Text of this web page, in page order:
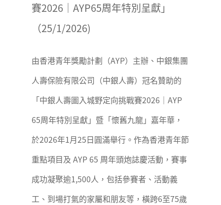
賽2026｜AYP65周年特別呈獻」
（25/1/2026)
由香港青年獎勵計劃（AYP）主辦、中銀集團
人壽保險有限公司（中銀人壽）冠名贊助的
「中銀人壽圖入城野定向挑戰賽2026｜AYP
65周年特別呈獻」暨「懷舊九龍」嘉年華，
於2026年1月25日圓滿舉行。作為香港青年節
重點項目及 AYP 65 周年頭炮誌慶活動，賽事
成功凝聚逾1,500人，包括參賽者、活動義
工、到場打氣的家屬和朋友等，橫跨6至75歲